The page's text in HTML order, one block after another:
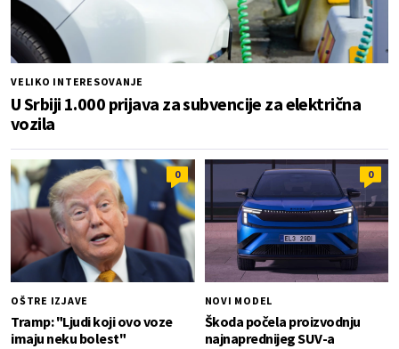
VELIKO INTERESOVANJE
U Srbiji 1.000 prijava za subvencije za električna
vozila
0
OŠTRE IZJAVE
Tramp: "Ljudi koji ovo voze
imaju neku bolest"
0
NOVI MODEL
Škoda počela proizvodnju
najnaprednijeg SUV-a